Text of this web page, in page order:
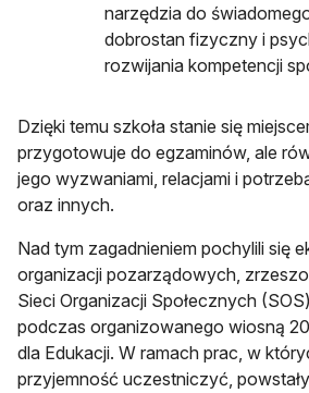
narzędzia do
dobrostan fizyczny i
rozwijania kompetencji
Dzięki temu szkoła stanie się
przygotowuje do egzaminów, ale
jego wyzwaniami, relacjami i
oraz innych.
Nad tym zagadnieniem pochylili się
organizacji pozarządowych,
Sieci Organizacji Społecznych
podczas organizowanego wiosną
dla Edukacji. W ramach prac, w
przyjemność uczestniczyć, powstały